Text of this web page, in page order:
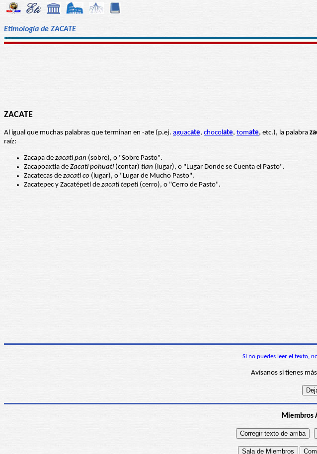
Etimología de ZACATE
ZACATE
Al igual que muchas palabras que terminan en -ate (p.ej. aguacate, chocolate, tomate, etc.), la palabra
raíz:
Zacapa de zacatl pan (sobre), o "Sobre Pasto".
Zacapoaxtla de Zacatl pohuatl (contar) tlan (lugar), o "Lugar Donde se Cuenta el Pasto".
Zacatecas de zacatl co (lugar), o "Lugar de Mucho Pasto".
Zacatepec y Zacatépetl de zacatl tepetl (cerro), o "Cerro de Pasto".
Si no puedes leer el texto,
Avísanos si tienes
Miembros